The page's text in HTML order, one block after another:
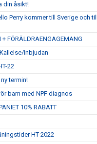
din åsikt!
Perry kommer till Sverige och
+ FÖRÄLDRAENGAGEMANG
Inbjudan
22
termin!
barn med NPF diagnos
10% RABATT
HT-2022